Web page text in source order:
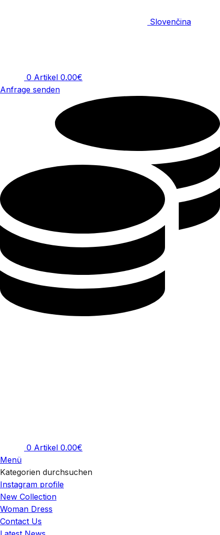
Slovenčina
0 Artikel 0.00€
Anfrage senden
0 Artikel 0.00€
Menü
Kategorien durchsuchen
Instagram profile
New Collection
Woman Dress
Contact Us